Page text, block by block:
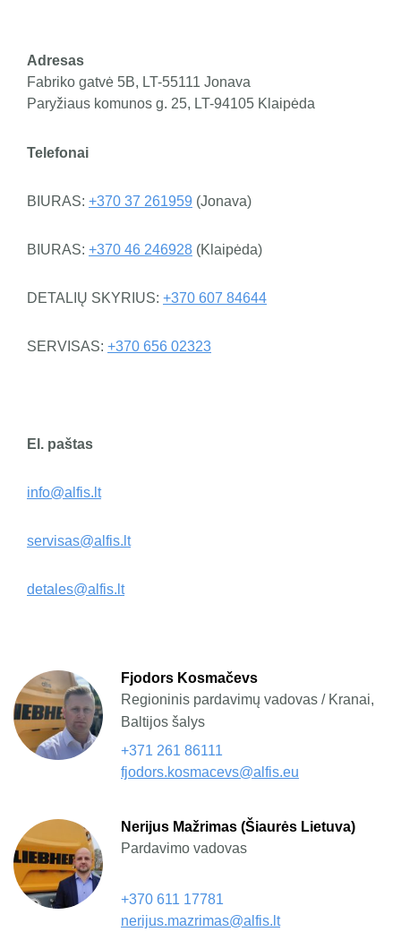
KARJEROS GALIMYBĖS
KONTAKTAI
Adresas
Fabriko gatvė 5B, LT-55111 Jonava
Paryžiaus komunos g. 25, LT-94105 Klaipėda
Telefonai
BIURAS: +370 37 261959 (Jonava)
BIURAS: +370 46 246928 (Klaipėda)
DETALIŲ SKYRIUS: +370 607 84644
SERVISAS: +370 656 02323
El. paštas
info@alfis.lt
servisas@alfis.lt
detales@alfis.lt
Fjodors Kosmačevs
Regioninis pardavimų vadovas / Kranai,
Baltijos šalys
+371 261 86111
fjodors.kosmacevs@alfis.eu
Nerijus Mažrimas (Šiaurės Lietuva)
Pardavimo vadovas
+370 611 17781
nerijus.mazrimas@alfis.lt